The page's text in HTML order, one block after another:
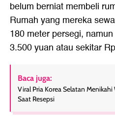
belum berniat membeli
Rumah yang mereka
180 meter persegi,
3.500 yuan atau sekitar
Baca juga:
Viral Pria Korea Selatan
Saat Resepsi